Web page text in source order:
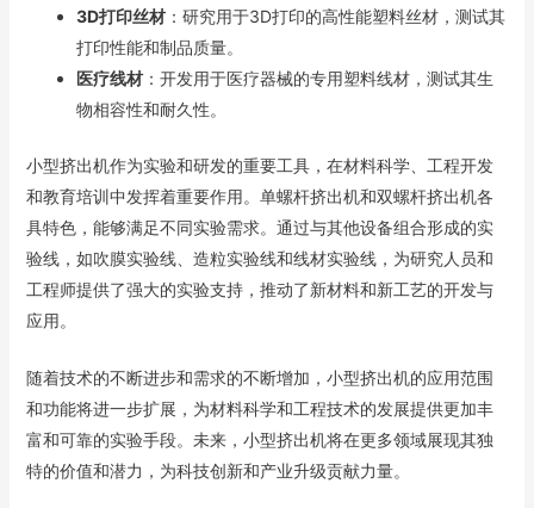
3D打印丝材：研究用于3D打印的高性能塑料丝材，测试其
打印性能和制品质量。
医疗线材：开发用于医疗器械的专用塑料线材，测试其生
物相容性和耐久性。
小型挤出机作为实验和研发的重要工具，在材料科学、工程开发
和教育培训中发挥着重要作用。单螺杆挤出机和双螺杆挤出机各
具特色，能够满足不同实验需求。通过与其他设备组合形成的实
验线，如吹膜实验线、造粒实验线和线材实验线，为研究人员和
工程师提供了强大的实验支持，推动了新材料和新工艺的开发与
应用。
随着技术的不断进步和需求的不断增加，小型挤出机的应用范围
和功能将进一步扩展，为材料科学和工程技术的发展提供更加丰
富和可靠的实验手段。未来，小型挤出机将在更多领域展现其独
特的价值和潜力，为科技创新和产业升级贡献力量。